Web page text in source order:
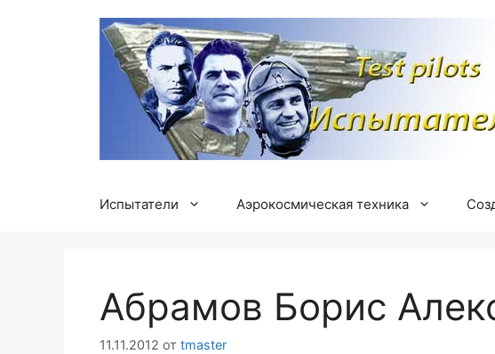
Испытатели Аэрокосмическая техника
Абрамов Борис
11.11.2012 от tmaster